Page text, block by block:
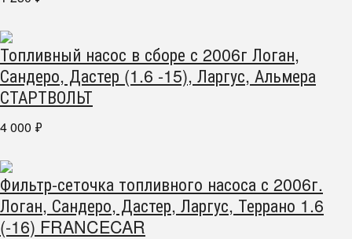
Топливный насос в сборе с 2006г Логан,
Сандеро, Дастер (1.6 -15), Ларгус, Альмера
СТАРТВОЛЬТ
4 000 ₽
Фильтр-сеточка топливного насоса с 2006г.
Логан, Сандеро, Дастер, Ларгус, Террано 1.6
(-16) FRANCECAR